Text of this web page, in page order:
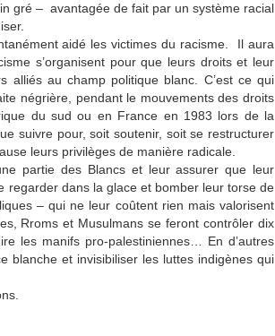
gré – avantagée de fait par un système racial
aidé les victimes du racisme. Il aura
s’organisent pour que leurs droits et leur
alliés au champ politique blanc. C’est ce qui
négrière, pendant le mouvements des droits
du sud ou en France en 1983 lors de la
suivre pour, soit soutenir, soit se restructurer
leurs privilèges de manière radicale.
partie des Blancs et leur assurer que leur
regarder dans la glace et bomber leur torse de
– qui ne leur coûtent rien mais valorisent
Rroms et Musulmans se feront contrôler dix
les manifs pro-palestiniennes… En d’autres
blanche et invisibiliser les luttes indigènes qui